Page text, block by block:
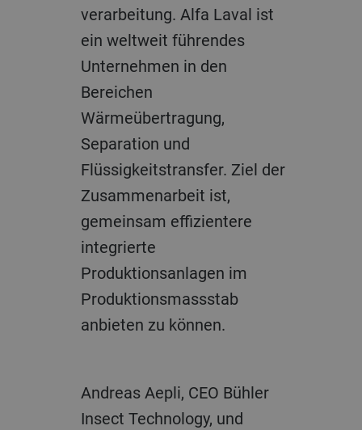
verarbeitung. Alfa Laval ist
ein weltweit führendes
Unternehmen in den
Bereichen
Wärmeübertragung,
Separation und
Flüssigkeitstransfer. Ziel der
Zusammenarbeit ist,
gemeinsam effizientere
integrierte
Produktionsanlagen im
Produktionsmassstab
anbieten zu können.
Andreas Aepli, CEO Bühler
Insect Technology, und